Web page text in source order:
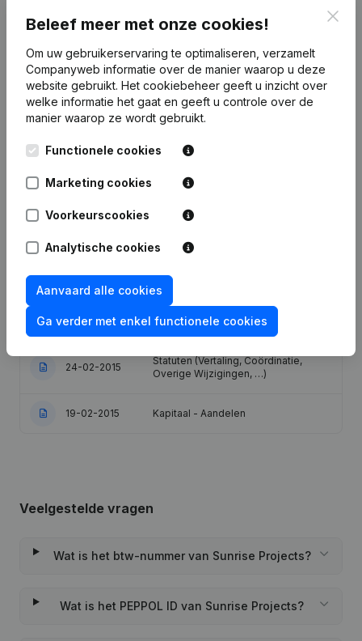
Datum Publicatie
09-01-2023
Statuten (Vertaling, Coördinatie,
Juridische Vorm - Maatschappelijke
Benoemingen - Algemene
vergadering - Boekjaar
28-08-2015
Splitsing, Overdracht Vermogen,
enz...)
Rubriek Herstructurering (Fusie,
Splitsing, Overdracht Vermogen,
enz...)
24-02-2015
Statuten (Vertaling, Coördinatie,
Overige Wijzigingen, …)
19-02-2015 Kapitaal - Aandelen
Veelgestelde vragen
Wat is het btw-nummer van Sunrise Projects?
Wat is het PEPPOL ID van Sunrise Projects?
Beleef meer met onze cookies!
Om uw gebruikerservaring te optimaliseren, verzamelt
Companyweb informatie over de manier waarop u deze
website gebruikt. Het cookiebeheer geeft u inzicht over
welke informatie het gaat en geeft u controle over de
manier waarop ze wordt gebruikt.
Functionele cookies
Marketing cookies
Voorkeurscookies
Analytische cookies
Aanvaard alle cookies
Ga verder met enkel functionele cookies